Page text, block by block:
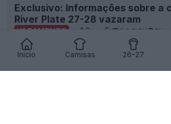
Início Camisas 26-27
Exclusivo: Informações sobre a
River Plate 27-28 vazaram
VAZAMENTO 10 5 0 2.2K 8h